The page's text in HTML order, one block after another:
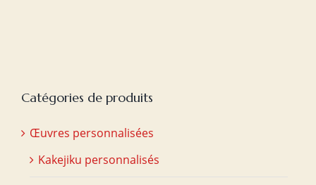
Catégories de produits
Œuvres personnalisées
Kakejiku personnalisés